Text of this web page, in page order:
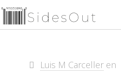
Luis M Carceller en